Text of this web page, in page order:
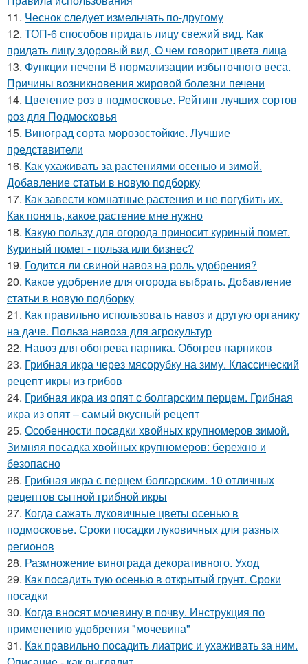
11. Чеснок следует измельчать по-другому
12. ТОП-6 способов придать лицу свежий вид. Как
придать лицу здоровый вид. О чем говорит цвета лица
13. Функции печени В нормализации избыточного веса.
Причины возникновения жировой болезни печени
14. Цветение роз в подмосковье. Рейтинг лучших сортов
роз для Подмосковья
15. Виноград сорта морозостойкие. Лучшие
представители
16. Как ухаживать за растениями осенью и зимой.
Добавление статьи в новую подборку
17. Как завести комнатные растения и не погубить их.
Как понять, какое растение мне нужно
18. Какую пользу для огорода приносит куриный помет.
Куриный помет - польза или бизнес?
19. Годится ли свиной навоз на роль удобрения?
20. Какое удобрение для огорода выбрать. Добавление
статьи в новую подборку
21. Как правильно использовать навоз и другую органику
на даче. Польза навоза для агрокультур
22. Навоз для обогрева парника. Обогрев парников
23. Грибная икра через мясорубку на зиму. Классический
рецепт икры из грибов
24. Грибная икра из опят с болгарским перцем. Грибная
икра из опят – самый вкусный рецепт
25. Особенности посадки хвойных крупномеров зимой.
Зимняя посадка хвойных крупномеров: бережно и
безопасно
26. Грибная икра с перцем болгарским. 10 отличных
рецептов сытной грибной икры
27. Когда сажать луковичные цветы осенью в
подмосковье. Сроки посадки луковичных для разных
регионов
28. Размножение винограда декоративного. Уход
29. Как посадить тую осенью в открытый грунт. Сроки
посадки
30. Когда вносят мочевину в почву. Инструкция по
применению удобрения "мочевина"
31. Как правильно посадить лиатрис и ухаживать за ним.